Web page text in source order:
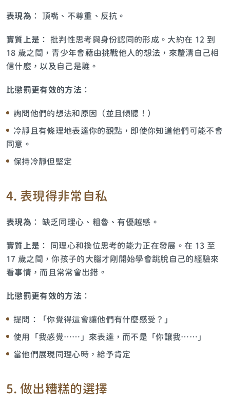
表現為 ： 頂嘴、不尊重、反抗。
實質上是 ： 批判性思考與身份認同的形成。大約在 12 到
18 歲之間，青少年會藉由挑戰他人的想法，來釐清自己相
信什麼，以及自己是誰。
比懲罰更有效的方法：
詢問他們的想法和原因（並且傾聽！）
冷靜且有條理地表達你的觀點，即使你知道他們可能不會
同意。
保持冷靜但堅定
4. 表現得非常自私
表現為 ： 缺乏同理心、粗魯、有優越感。
實質上是 ： 同理心和換位思考的能力正在發展。在 13 至
17 歲之間，你孩子的大腦才剛開始學會跳脫自己的經驗來
看事情，而且常常會出錯。
比懲罰更有效的方法：
提問：「你覺得這會讓他們有什麼感受？」
使用「我感覺……」來表達，而不是「你讓我……」
當他們展現同理心時，給予肯定
5. 做出糟糕的選擇